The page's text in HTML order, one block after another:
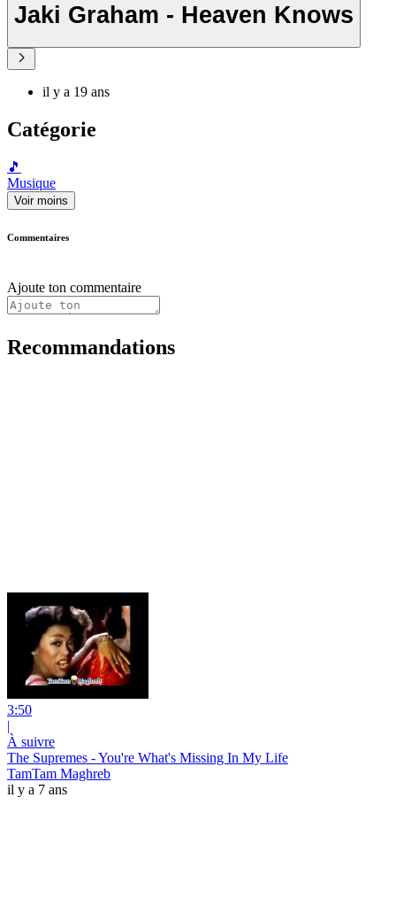
Jaki Graham - Heaven Knows
il y a 19 ans
Catégorie
🎵
Musique
Voir moins
Commentaires
Ajoute ton commentaire
Recommandations
3:50
|
À suivre
The Supremes - You're What's Missing In My Life
TamTam Maghreb
il y a 7 ans